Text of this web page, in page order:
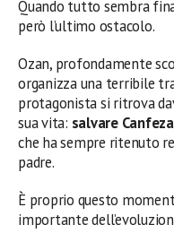
Quando tutto sembra
però l’ultimo ostacolo.
Ozan, profondamente
organizza una terribile
protagonista si ritrova
sua vita: salvare
che ha sempre ritenuto
padre.
È proprio questo
importante